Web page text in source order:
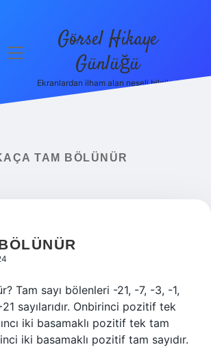
menüyü
Görsel Hikaye
Günlüğü
Ekranlardan ilham alan neşeli bilgiler!
TAM BÖLÜNÜR
Tam sayı bölenleri -21, -7, -3, -1,
sayılarıdır. Onbirinci pozitif tek
iki basamaklı pozitif tek tam
iki basamaklı pozitif tam sayıdır.